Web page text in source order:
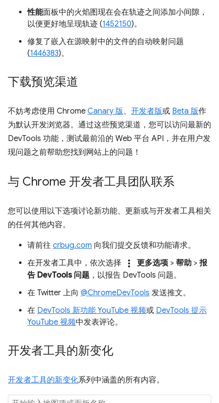
性能面板中的火焰图现在会在轨迹之间添加小间隙，
以便更好地呈现轨迹 (1452150)。
修复了嵌入在源映射中的文件的自动映射问题
(1446383)。
下载预览渠道
不妨考虑使用 Chrome Canary 版 、 开发者版或 Beta 版作
为默认开发浏览器。通过这些预览渠道，您可以访问最新的
DevTools 功能，测试最前沿的 Web 平台 API，并在用户发
现问题之前帮助您找到网站上的问题！
与 Chrome 开发者工具团队联系
您可以使用以下选项讨论新功能、更新或与开发者工具相关
的任何其他内容。
请前往 crbug.com 向我们提交反馈和功能请求。
在开发者工具中，依次选择
more_vert 更多选项 > 帮助 > 报
告 DevTools 问题 ，以报告 DevTools 问题。
在 Twitter 上向 @ChromeDevTools 发送推文。
在 DevTools 新功能 YouTube 视频或 DevTools 提示
YouTube 视频中发表评论。
开发者工具的新变化
开发者工具的新变化系列中涵盖的所有内容。